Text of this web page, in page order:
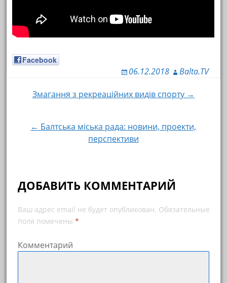
Facebook
06.12.2018 Balta.TV
Навигация по записям
Змагання з рекреаційних видів спорту →
← Балтська міська рада: новини, проекти,
перспективи
ДОБАВИТЬ КОММЕНТАРИЙ
Ваш адрес email не будет опубликован. Обязательные
поля помечены *
Комментарий